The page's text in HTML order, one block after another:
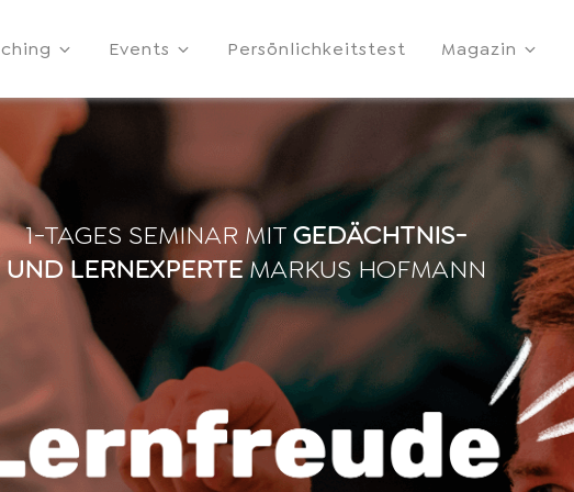
Events Persönlichkeitstest Magazin
1-TAGES SEMINAR MITGEDÄCHTNIS-
UND LERNEXPERTEMARKUS HOFMANN